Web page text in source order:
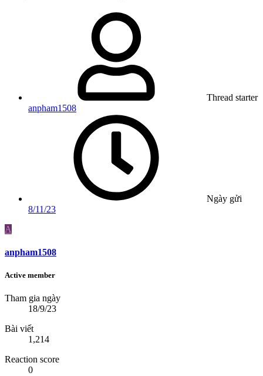
Thread starter
anpham1508
Ngày gửi
8/11/23
A
anpham1508
Active member
Tham gia ngày
18/9/23
Bài viết
1,214
Reaction score
0